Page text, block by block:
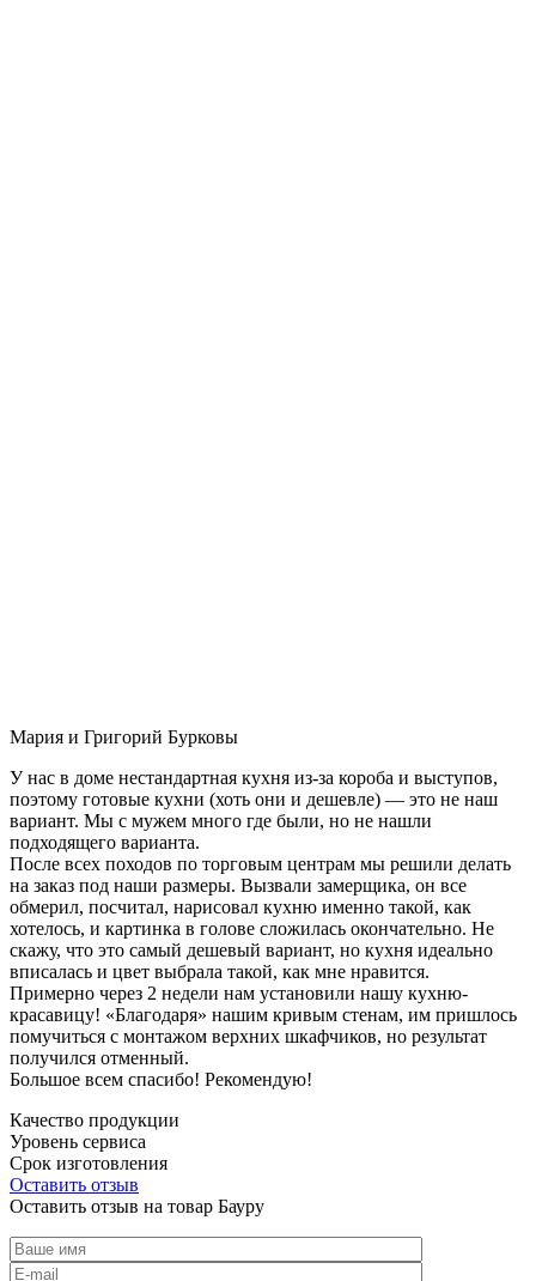
Мария и Григорий Бурковы
У нас в доме нестандартная кухня из-за короба и выступов,
поэтому готовые кухни (хоть они и дешевле) — это не наш
вариант. Мы с мужем много где были, но не нашли
подходящего варианта.
После всех походов по торговым центрам мы решили делать
на заказ под наши размеры. Вызвали замерщика, он все
обмерил, посчитал, нарисовал кухню именно такой, как
хотелось, и картинка в голове сложилась окончательно. Не
скажу, что это самый дешевый вариант, но кухня идеально
вписалась и цвет выбрала такой, как мне нравится.
Примерно через 2 недели нам установили нашу кухню-
красавицу! «Благодаря» нашим кривым стенам, им пришлось
помучиться с монтажом верхних шкафчиков, но результат
получился отменный.
Большое всем спасибо! Рекомендую!
Качество продукции
Уровень сервиса
Срок изготовления
Оставить отзыв
Оставить отзыв на товар Бауру